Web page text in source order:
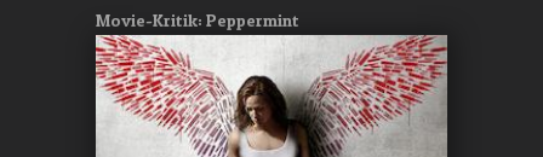
Movie-Kritik: Peppermint